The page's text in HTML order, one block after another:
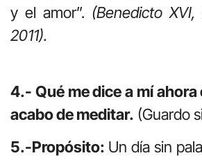
y el amor”. (Benedicto
2011).
4.- Qué me dice a mí
acabo de meditar. (Guardo
5.-Propósito: Un día sin